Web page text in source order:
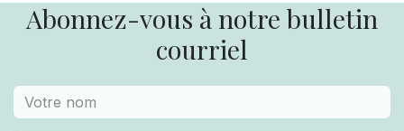
Abonnez-vous à notre bulletin
courriel